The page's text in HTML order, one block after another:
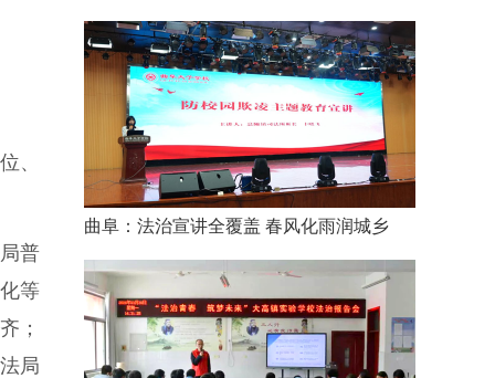
、
普
等
；
局
曲阜：法治宣讲全覆盖 春风化雨润城乡